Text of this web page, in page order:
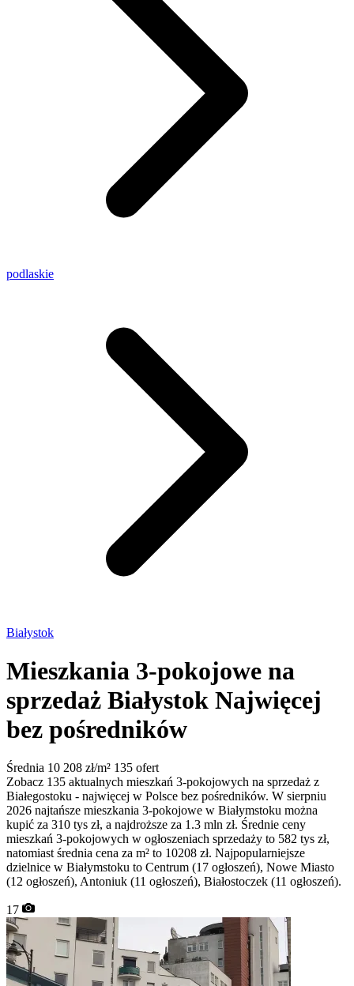
podlaskie
Białystok
Mieszkania 3-pokojowe na
sprzedaż Białystok Najwięcej
bez pośredników
Średnia 10 208 zł/m² 135 ofert
Zobacz 135 aktualnych mieszkań 3-pokojowych na sprzedaż z
Białegostoku - najwięcej w Polsce bez pośredników. W sierpniu
2026 najtańsze mieszkania 3-pokojowe w Białymstoku można
kupić za 310 tys zł, a najdroższe za 1.3 mln zł. Średnie ceny
mieszkań 3-pokojowych w ogłoszeniach sprzedaży to 582 tys zł,
natomiast średnia cena za m² to 10208 zł. Najpopularniejsze
dzielnice w Białymstoku to Centrum (17 ogłoszeń), Nowe Miasto
(12 ogłoszeń), Antoniuk (11 ogłoszeń), Białostoczek (11 ogłoszeń).
17